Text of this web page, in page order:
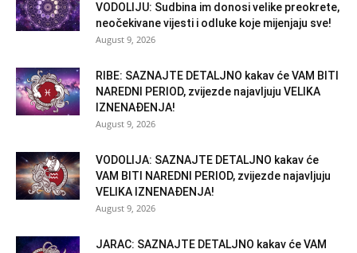
VODOLIJU: Sudbina im donosi velike preokrete,
neočekivane vijesti i odluke koje mijenjaju sve!
August 9, 2026
RIBE: SAZNAJTE DETALJNO kakav će VAM BITI
NAREDNI PERIOD, zvijezde najavljuju VELIKA
IZNENAĐENJA!
August 9, 2026
VODOLIJA: SAZNAJTE DETALJNO kakav će
VAM BITI NAREDNI PERIOD, zvijezde najavljuju
VELIKA IZNENAĐENJA!
August 9, 2026
JARAC: SAZNAJTE DETALJNO kakav će VAM